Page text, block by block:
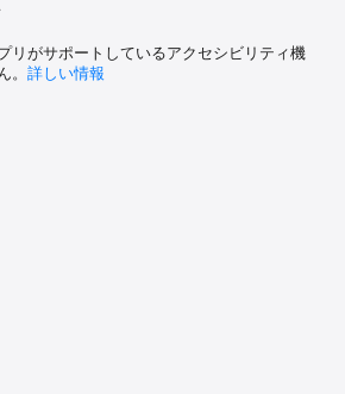
リがサポートしているアクセシビリティ機
。 詳しい情報